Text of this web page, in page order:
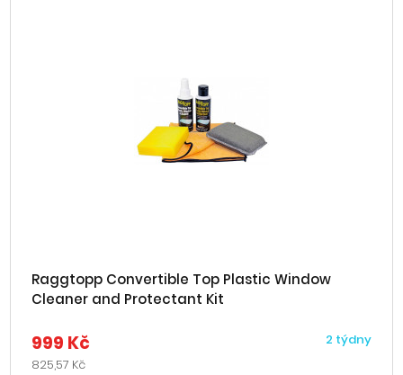
Raggtopp Convertible Top Plastic Window
Cleaner and Protectant Kit
999 Kč
825,57 Kč
2 týdny